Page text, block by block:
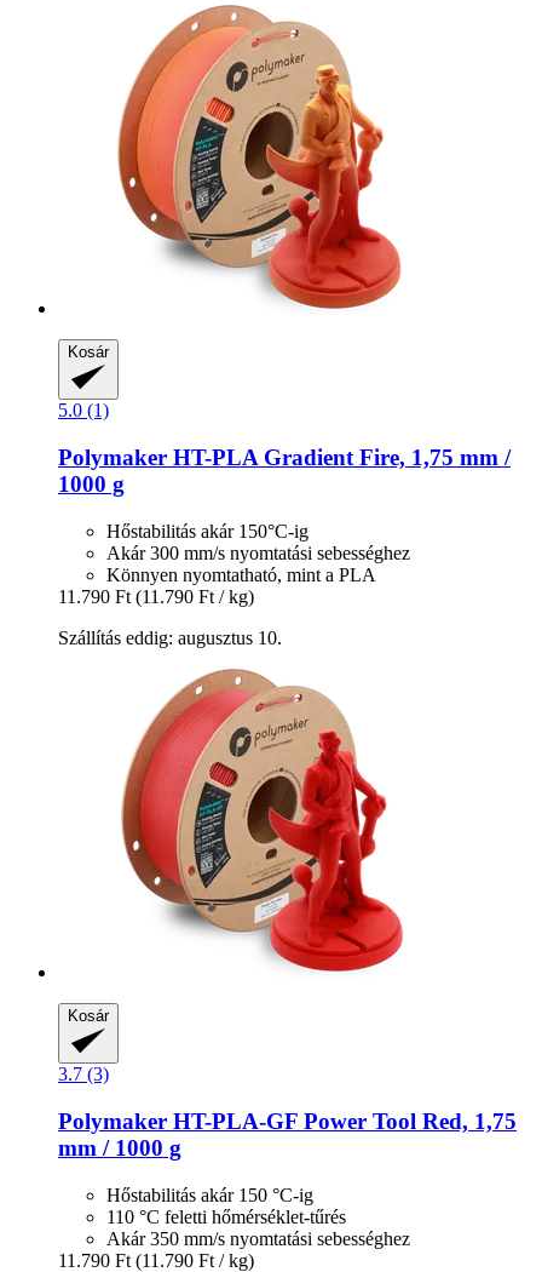
Kosár
5.0 (1)
Polymaker HT-​PLA Gradient Fire, 1,75 mm /
1000 g
Hőstabilitás akár 150°C-ig
Akár 300 mm/s nyomtatási sebességhez
Könnyen nyomtatható, mint a PLA
11.790 Ft (11.790 Ft / kg)
Szállítás eddig: augusztus 10.
Kosár
3.7 (3)
Polymaker HT-​PLA-​GF Power Tool Red, 1,75
mm / 1000 g
Hőstabilitás akár 150 °C-ig
110 °C feletti hőmérséklet-tűrés
Akár 350 mm/s nyomtatási sebességhez
11.790 Ft (11.790 Ft / kg)